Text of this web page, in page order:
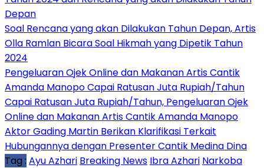
Depan
Soal Rencana yang akan Dilakukan Tahun Depan, Artis
Olla Ramlan Bicara Soal Hikmah yang Dipetik Tahun
2024
Pengeluaran Ojek Online dan Makanan Artis Cantik
Amanda Manopo Capai Ratusan Juta Rupiah/Tahun
Capai Ratusan Juta Rupiah/Tahun, Pengeluaran Ojek
Online dan Makanan Artis Cantik Amanda Manopo
Aktor Gading Martin Berikan Klarifikasi Terkait
Hubungannya dengan Presenter Cantik Medina Dina
Tag : Ayu Azhari Breaking News Ibra Azhari Narkoba